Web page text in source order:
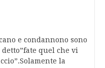
e condannono sono
quel che vi
la